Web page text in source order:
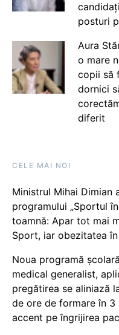
posturi
Aura
o mare
copii să
dornici
diferit
CELE MAI NOI
Ministrul Mihai Dimian
programului „Sportul
toamnă: Apar tot mai
Sport, iar obezitatea
Noua programă
medical generalist,
pregătirea se aliniază
de ore de formare în 3
accent pe îngrijirea